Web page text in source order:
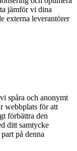
jämför vi dina
externa leverantörer
spåra och anonymt
webbplats för att
förbättra den
ditt samtycke
på denna